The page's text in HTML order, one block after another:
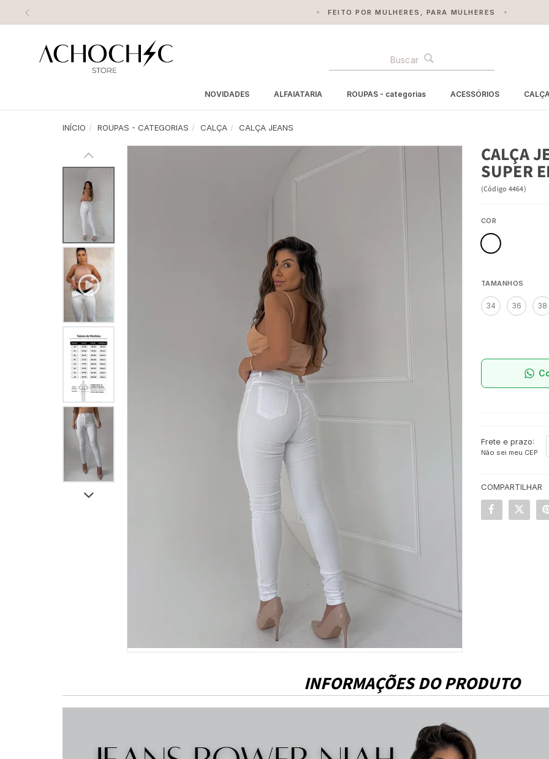
RECEBA NOSSA NEWSLETTER - TENDÊNCIAS, PROMOÇÕES E MUITO
NOVIDADES ALFAIATARIA ROUPAS - categorias ACESSÓRIOS
INÍCIO ROUPAS - CATEGORIAS CALÇA CALÇA JEANS
CALÇA
SUPER
(Código 4464)
COR
TAMANHOS
34 36 38
Frete e prazo:
Não sei meu CEP
COMPARTILHAR
INFORMAÇÕES DO PRODUTO